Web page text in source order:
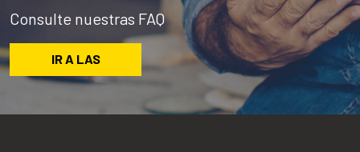
Consulte nuestras FAQ
IR A LAS